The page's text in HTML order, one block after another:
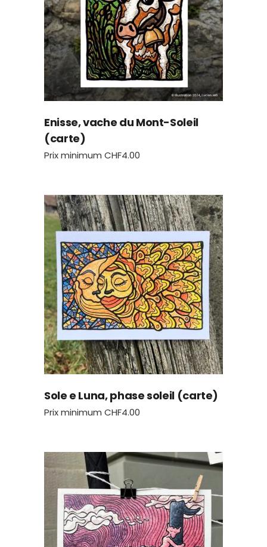
Enisse, vache du Mont-Soleil
(carte)
Prix minimum CHF4.00
Sole e Luna, phase soleil (carte)
Prix minimum CHF4.00